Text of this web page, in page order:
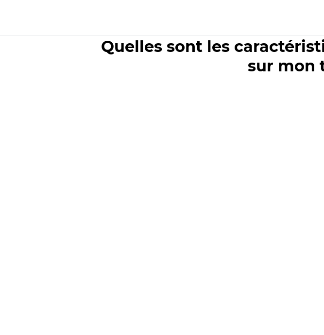
Quelles sont les
sur mon